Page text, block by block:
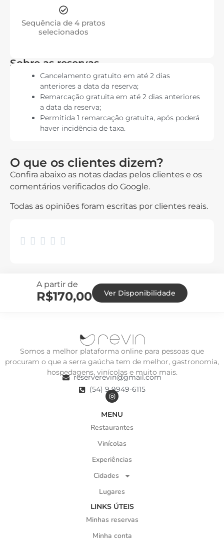
Sequência de 4 pratos
selecionados
Sobre as reservas
Cancelamento gratuito em até 2 dias
anteriores a data da reserva;
Remarcação gratuita em até 2 dias anteriores
a data da reserva;
Permitida 1 remarcação gratuita, após poderá
haver incidência de taxa.
O que os clientes dizem?
Confira abaixo as notas dadas pelos clientes e os
comentários verificados do Google.
Todas as opiniões foram escritas por clientes reais.
    
A partir de
R$170,00 Ver Disponibilidade
Somos a melhor plataforma online para pessoas que
procuram o que a serra gaúcha tem de melhor, gastronomia,
hospedagens, vinícolas e muito mais.
reserverevin@gmail.com
(54) 9 9949-6115
MENU
Restaurantes
Vinícolas
Experiências
Cidades
Lugares
LINKS ÚTEIS
Minhas reservas
Minha conta